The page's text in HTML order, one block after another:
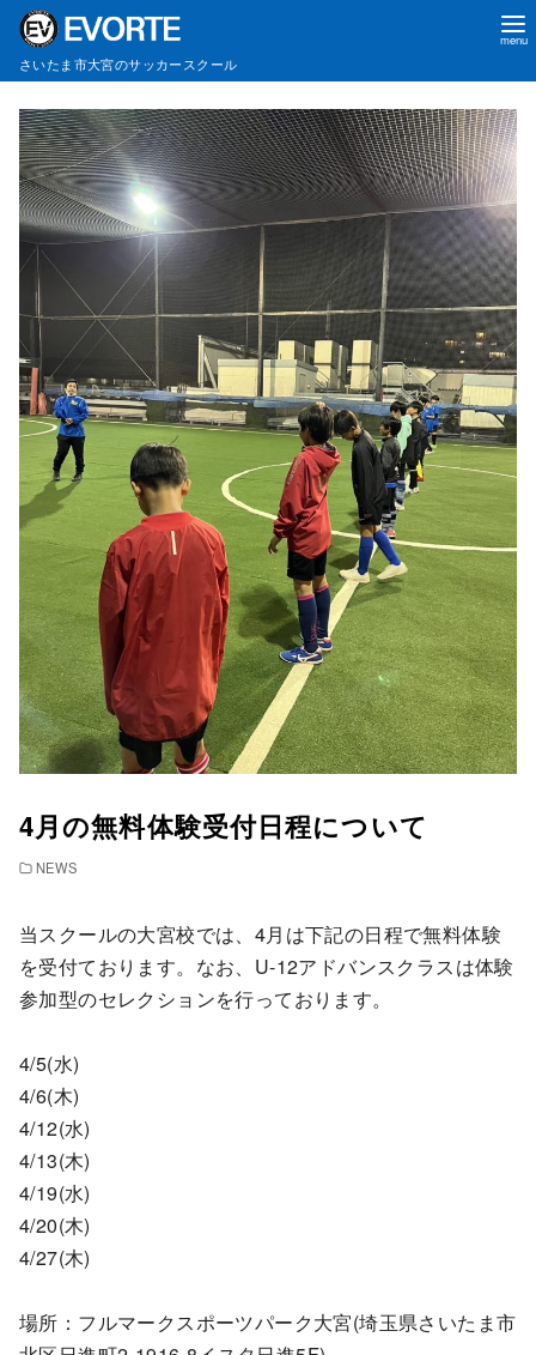
さいたま市大宮のサッカースクール
4月の無料体験受付日程について
NEWS
当スクールの大宮校では、4月は下記の日程で無料体験
を受付ております。なお、U-12アドバンスクラスは体験
参加型のセレクションを行っております。
4/5(水)
4/6(木)
4/12(水)
4/13(木)
4/19(水)
4/20(木)
4/27(木)
場所：フルマークスポーツパーク大宮(埼玉県さいたま市